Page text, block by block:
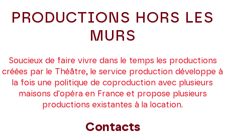
PRODUCTIONS HORS LES
MURS
Soucieux de faire vivre dans le temps les productions
créées par le Théâtre, le service production développe à
la fois une politique de coproduction avec plusieurs
maisons d'opéra en France et propose plusieurs
productions existantes à la location.
Contacts